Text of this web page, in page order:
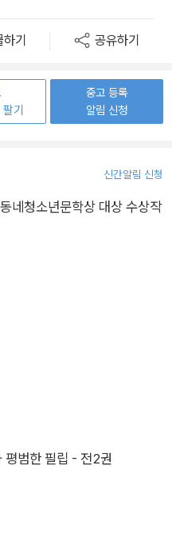
기 공유하기
기
중고 등록
알림 신청
신간알림 신청
네청소년문학상 대상 수상작
범한 필립 - 전2권